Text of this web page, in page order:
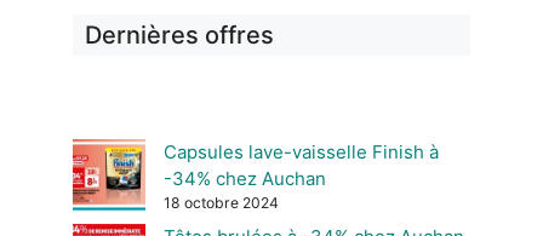
Dernières offres
Capsules lave-vaisselle Finish à
-34% chez Auchan
18 octobre 2024